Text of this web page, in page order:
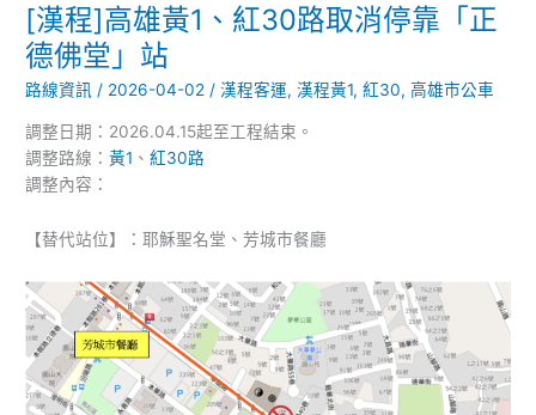
[漢程]高雄黃1、紅30路取消停靠「正
德佛堂」站
路線資訊 / 2026-04-02/漢程客運,漢程黃1,紅30,高雄市公車
調整日期：2026.04.15起至工程結束。
調整路線：黃1 、紅30路
調整內容：
【替代站位】：耶穌聖名堂、芳城市餐廳
[漢
程]
高
雄
黃
1、
紅
30
取
消
停
靠
「正
德
佛